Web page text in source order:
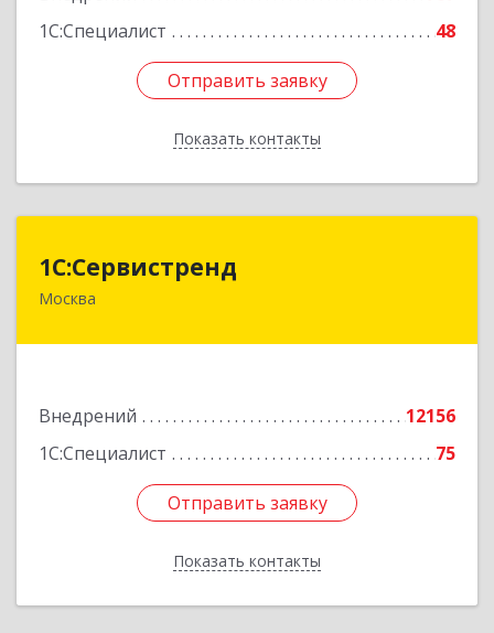
1С:Специалист
48
Отправить заявку
Показать контакты
Отправить заявку
Назад
1С:Сервистренд
Москва
Внедрений
12156
1С:Специалист
75
Отправить заявку
Показать контакты
107023, Москва г, Семёновский пер, дом № 15,
Отправить заявку
Назад